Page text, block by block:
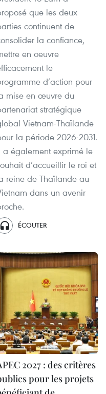
que les deux
continuent de
la confiance,
en oeuvre
le
d’action pour
mise en œuvre du
stratégique
Vietnam-Thaïlande
la période 2026-2031.
a également exprimé le
d’accueillir le roi et
reine de Thaïlande au
dans un avenir
ÉCOUTER
2027 : des critères
pour les projets